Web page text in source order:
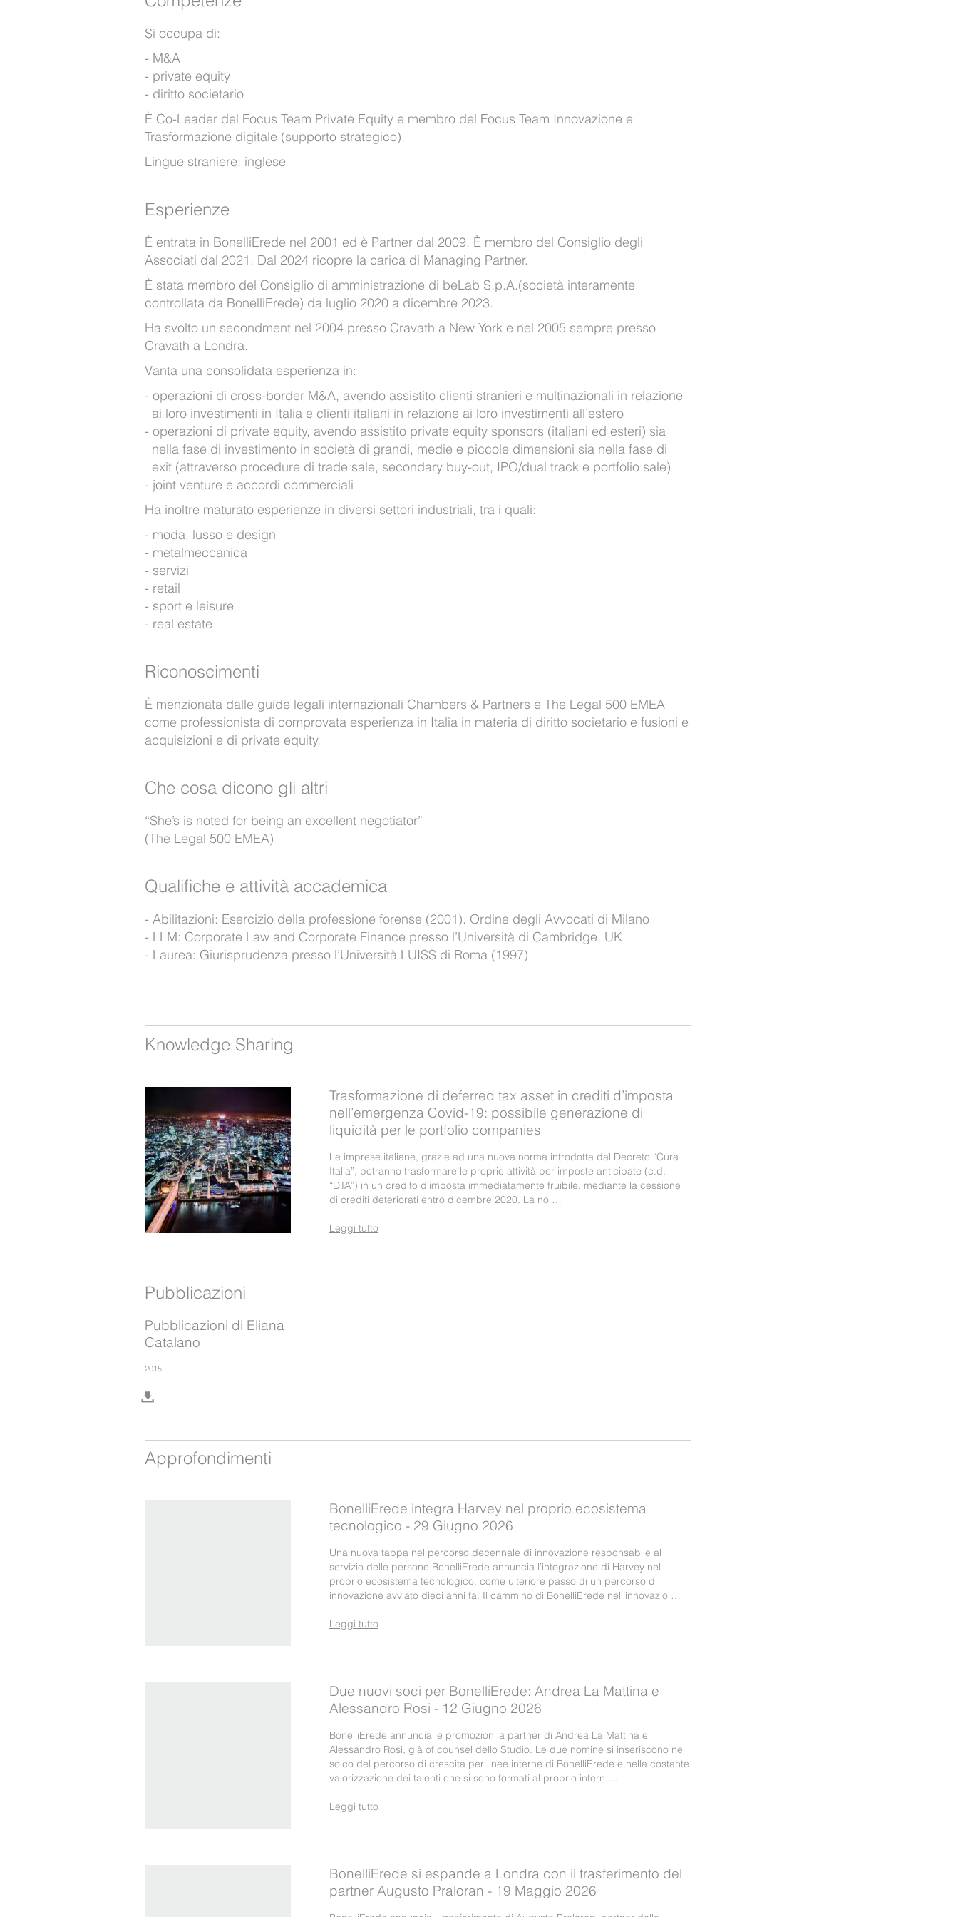
Si occupa di:
M&A
private equity
diritto societario
È Co-Leader del Focus Team Private Equity e membro del Focus Team Innovazione e
Trasformazione digitale (supporto strategico).
Lingue straniere: inglese
Esperienze
È entrata in BonelliErede nel 2001 ed è Partner dal 2009. È membro del Consiglio degli
Associati dal 2021. Dal 2024 ricopre la carica di Managing Partner.
È stata membro del Consiglio di amministrazione di beLab S.p.A.(società interamente
controllata da BonelliErede) da luglio 2020 a dicembre 2023.
Ha svolto un secondment nel 2004 presso Cravath a New York e nel 2005 sempre presso
Cravath a Londra.
Vanta una consolidata esperienza in:
operazioni di cross-border M&A, avendo assistito clienti stranieri e multinazionali in relazione
ai loro investimenti in Italia e clienti italiani in relazione ai loro investimenti all’estero
operazioni di private equity, avendo assistito private equity sponsors (italiani ed esteri) sia
nella fase di investimento in società di grandi, medie e piccole dimensioni sia nella fase di
exit (attraverso procedure di trade sale, secondary buy-out, IPO/dual track e portfolio sale)
joint venture e accordi commerciali
Ha inoltre maturato esperienze in diversi settori industriali, tra i quali:
moda, lusso e design
metalmeccanica
servizi
retail
sport e leisure
real estate
Riconoscimenti
È menzionata dalle guide legali internazionali Chambers & Partners e The Legal 500 EMEA
come professionista di comprovata esperienza in Italia in materia di diritto societario e fusioni e
acquisizioni e di private equity.
Che cosa dicono gli altri
“She’s is noted for being an excellent negotiator”
(The Legal 500 EMEA)
Qualifiche e attività accademica
Abilitazioni: Esercizio della professione forense (2001). Ordine degli Avvocati di Milano
LLM: Corporate Law and Corporate Finance presso l’Università di Cambridge, UK
Laurea: Giurisprudenza presso l’Università LUISS di Roma (1997)
Knowledge Sharing
Trasformazione di deferred tax asset in crediti d’imposta
nell’emergenza Covid-19: possibile generazione di
liquidità per le portfolio companies
Le imprese italiane, grazie ad una nuova norma introdotta dal Decreto “Cura
Italia”, potranno trasformare le proprie attività per imposte anticipate (c.d.
“DTA”) in un credito d’imposta immediatamente fruibile, mediante la cessione
di crediti deteriorati entro dicembre 2020. La no …
Leggi tutto
Pubblicazioni
Pubblicazioni di Eliana
Catalano
2015
Approfondimenti
BonelliErede integra Harvey nel proprio ecosistema
tecnologico - 29 Giugno 2026
Una nuova tappa nel percorso decennale di innovazione responsabile al
servizio delle persone BonelliErede annuncia l’integrazione di Harvey nel
proprio ecosistema tecnologico, come ulteriore passo di un percorso di
innovazione avviato dieci anni fa. Il cammino di BonelliErede nell’innovazio …
Leggi tutto
Due nuovi soci per BonelliErede: Andrea La Mattina e
Alessandro Rosi - 12 Giugno 2026
BonelliErede annuncia le promozioni a partner di Andrea La Mattina e
Alessandro Rosi, già of counsel dello Studio. Le due nomine si inseriscono nel
solco del percorso di crescita per linee interne di BonelliErede e nella costante
valorizzazione dei talenti che si sono formati al proprio intern …
Leggi tutto
BonelliErede si espande a Londra con il trasferimento del
partner Augusto Praloran - 19 Maggio 2026